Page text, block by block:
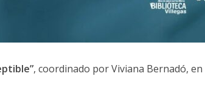
, coordinado por Viviana Bernadó, en